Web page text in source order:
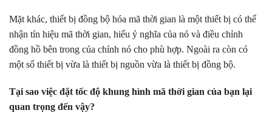
Mặt khác, thiết bị đồng bộ hóa mã thời gian là một thiết bị có thể
nhận tín hiệu mã thời gian, hiểu ý nghĩa của nó và điều chỉnh
đồng hồ bên trong của chính nó cho phù hợp. Ngoài ra còn có
một số thiết bị vừa là thiết bị nguồn vừa là thiết bị đồng bộ.
Tại sao việc đặt tốc độ khung hình mã thời gian của bạn lại
quan trọng đến vậy?